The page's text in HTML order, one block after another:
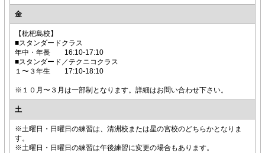
金
【枇杷島校】
■スタンダードクラス
年中・年長 16:10-17:10
■スタンダード／テクニコクラス
１〜３年生 17:10-18:10
※１０月〜３月は一部制となります。詳細はお問い合わせ下さい。
土
※土曜日・日曜日の練習は、清洲校または星の宮校のどちらかとなりま
す。
※土曜日・日曜日の練習は午後練習に変更の場合もあります。